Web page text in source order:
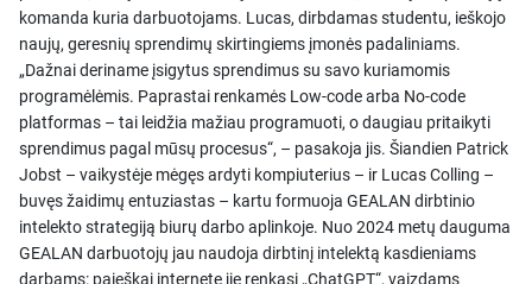
komanda kuria darbuotojams. Lucas, dirbdamas studentu, ieškojo
naujų, geresnių sprendimų skirtingiems įmonės padaliniams.
„Dažnai deriname įsigytus sprendimus su savo kuriamomis
programėlėmis. Paprastai renkamės Low-code arba No-code
platformas – tai leidžia mažiau programuoti, o daugiau pritaikyti
sprendimus pagal mūsų procesus“, – pasakoja jis. Šiandien Patrick
Jobst – vaikystėje mėgęs ardyti kompiuterius – ir Lucas Colling –
buvęs žaidimų entuziastas – kartu formuoja GEALAN dirbtinio
intelekto strategiją biurų darbo aplinkoje. Nuo 2024 metų dauguma
GEALAN darbuotojų jau naudoja dirbtinį intelektą kasdieniams
darbams: paieškai internete jie renkasi „ChatGPT“, vaizdams